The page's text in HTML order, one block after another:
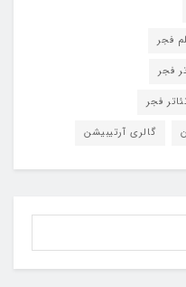
فجر
فجر
فجر
گالری آرتیبیشن